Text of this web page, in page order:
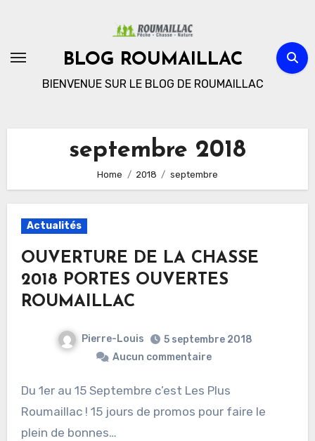
BLOG ROUMAILLAC
BIENVENUE SUR LE BLOG DE ROUMAILLAC
septembre 2018
Home 2018 septembre
Actualités
OUVERTURE DE LA CHASSE
2018 PORTES OUVERTES
ROUMAILLAC
Pierre-Louis
5 septembre 2018
Aucun commentaire
Du 1er au 15 Septembre c’est Les Plus
Roumaillac ! 15 jours de promos pour faire le
plein de bonnes…